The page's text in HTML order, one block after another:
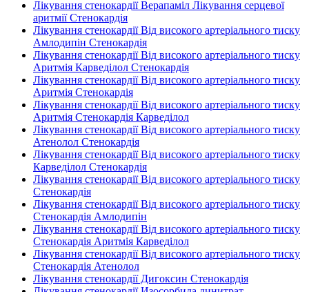
Лікування стенокардії Верапаміл Лікування серцевої
аритмії Стенокардія
Лікування стенокардії Від високого артеріального тиску
Амлодипін Стенокардія
Лікування стенокардії Від високого артеріального тиску
Аритмія Карведілол Стенокардія
Лікування стенокардії Від високого артеріального тиску
Аритмія Стенокардія
Лікування стенокардії Від високого артеріального тиску
Аритмія Стенокардія Карведілол
Лікування стенокардії Від високого артеріального тиску
Атенолол Стенокардія
Лікування стенокардії Від високого артеріального тиску
Карведілол Стенокардія
Лікування стенокардії Від високого артеріального тиску
Стенокардія
Лікування стенокардії Від високого артеріального тиску
Стенокардія Амлодипін
Лікування стенокардії Від високого артеріального тиску
Стенокардія Аритмія Карведілол
Лікування стенокардії Від високого артеріального тиску
Стенокардія Атенолол
Лікування стенокардії Дигоксин Стенокардія